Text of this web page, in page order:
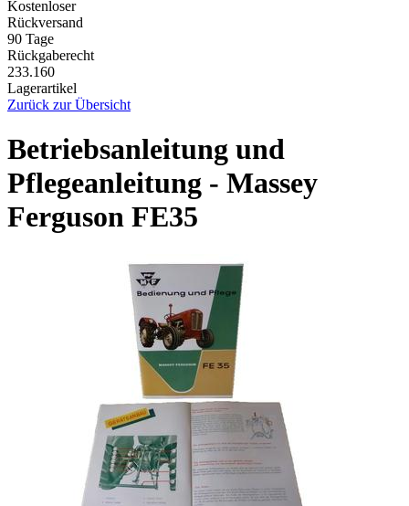
Kostenloser
Rückversand
90 Tage
Rückgaberecht
233.160
Lagerartikel
Zurück zur Übersicht
Betriebsanleitung und
Pflegeanleitung - Massey
Ferguson FE35